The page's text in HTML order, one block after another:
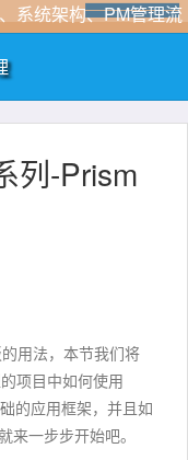
系统架构、PM管理流
B2C、CRM、OA等行
列-Prism
用法，本节我们将
项目中如何使用
的应用框架，并且如
来一步步开始吧。